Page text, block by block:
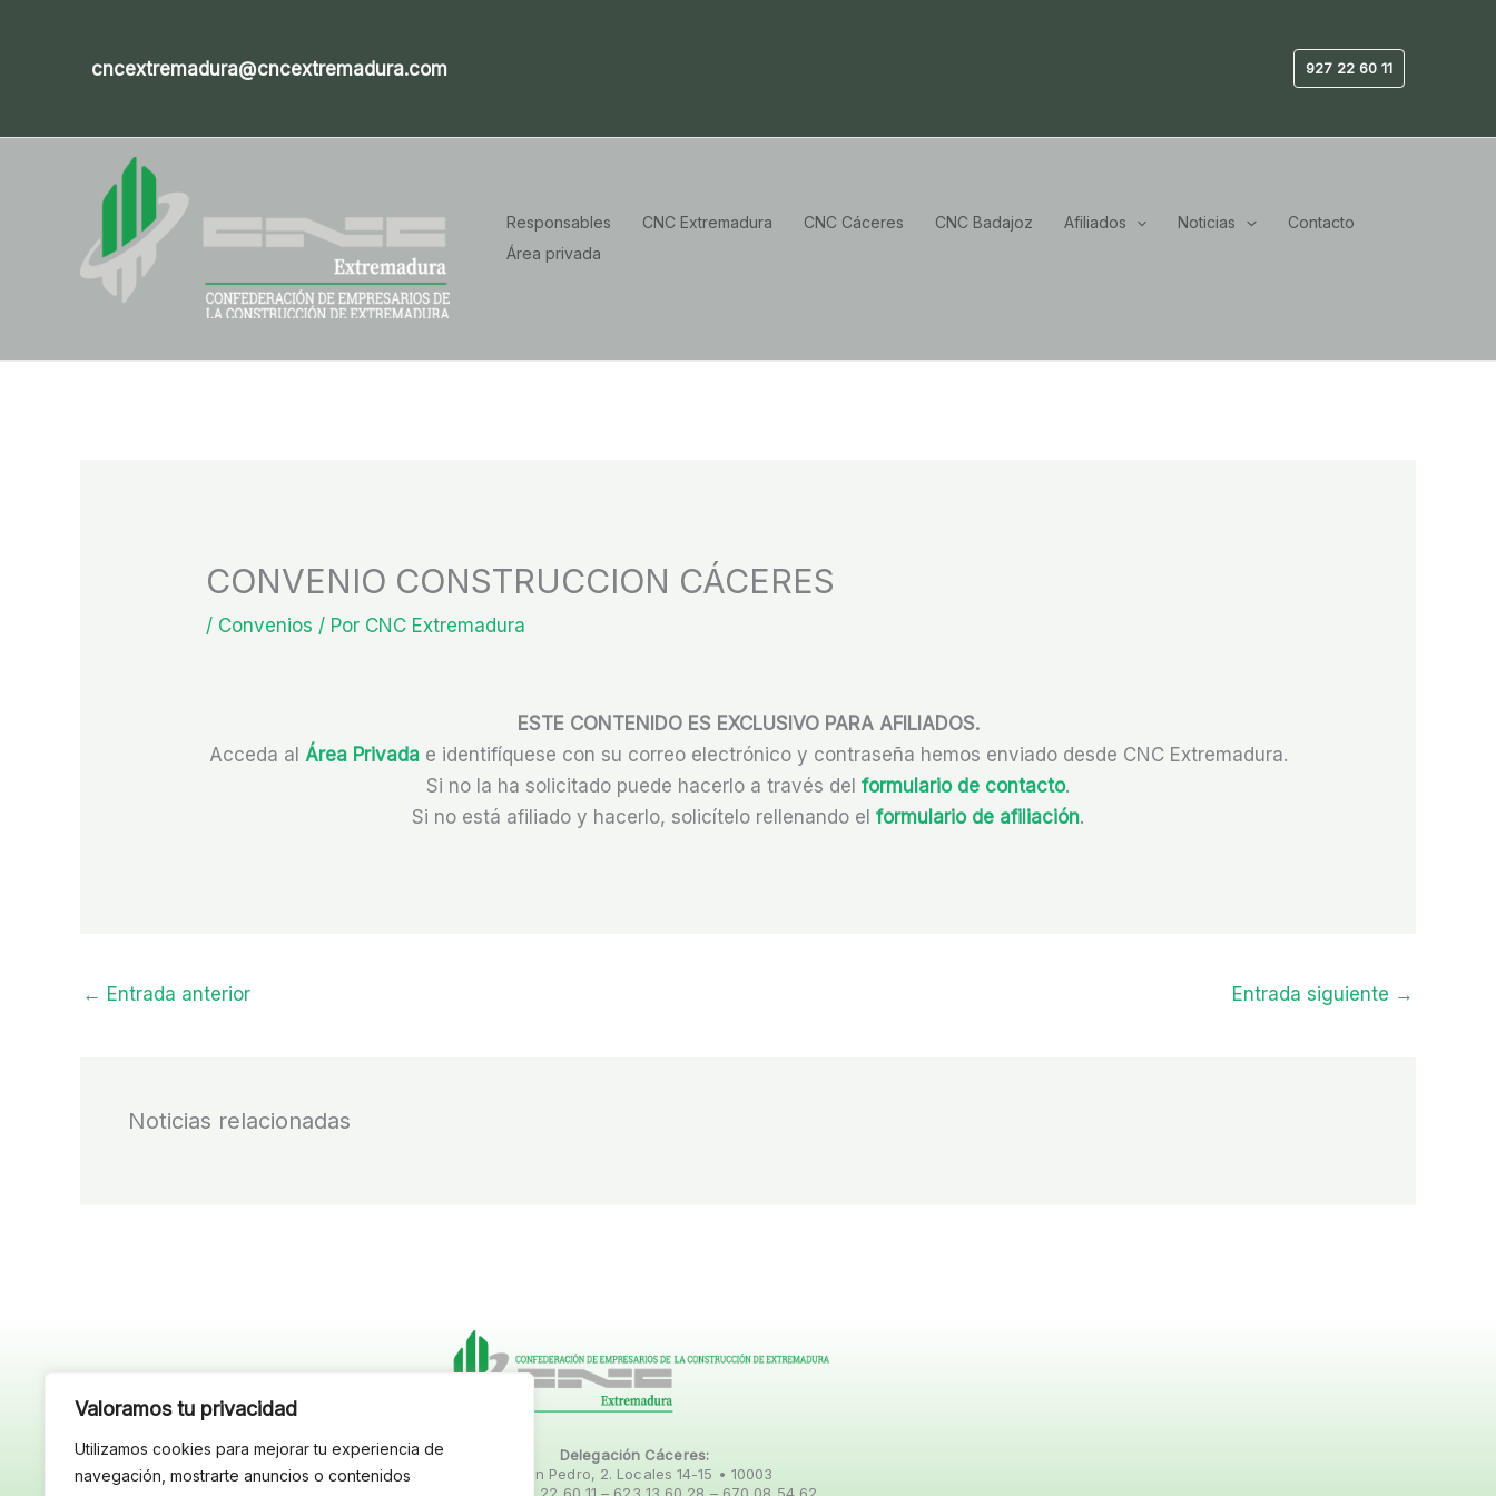
Valoramos tu privacidad
Utilizamos cookies para mejorar tu experiencia de
navegación, mostrarte anuncios o contenidos
cncextremadura@cncextremadura.com 927 22 60 11
Responsables CNC Extremadura CNC Cáceres CNC Badajoz Afiliados Noticias
Contacto
Área privada
CONVENIO CONSTRUCCION CÁCERES
/ Convenios / Por CNC Extremadura
ESTE CONTENIDO ES EXCLUSIVO PARA AFILIADOS.
Acceda al Área Privadae identifíquese con su correo electrónico y contraseña hemos enviado desde CNC Extremadura.
Si no la ha solicitado puede hacerlo a través del formulario de contacto.
Si no está afiliado y hacerlo, solicítelo rellenando el formulario de afiliación.
← Entrada anterior Entrada siguiente →
Noticias relacionadas
Delegación Cáceres:
C/ San Pedro, 2. Locales 14-15 • 10003